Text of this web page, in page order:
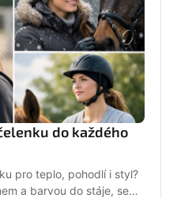
do každého
pro teplo, pohodlí i styl?
a barvou do stáje, sedla